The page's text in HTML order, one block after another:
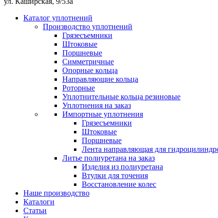
Каталог уплотнений
Производство уплотнений
Грязесъемники
Штоковые
Поршневые
Симметричные
Опорные кольца
Направляющие кольца
Роторные
Уплотнительные кольца резиновые
Уплотнения на заказ
Импортные уплотнения
Грязесъемники
Штоковые
Поршневые
Лента направляющая для
Литье полиуретана на заказ
Изделия из полиуретана
Втулки для точения
Восстановление колес
Наше производство
Каталоги
Статьи